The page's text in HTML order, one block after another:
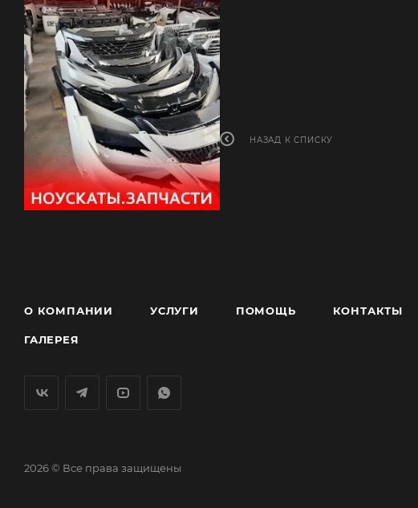
НАЗАД К СПИСКУ
О КОМПАНИИ УСЛУГИ ПОМОЩЬ КОНТАКТЫ
ГАЛЕРЕЯ
2026 © Все права защищены